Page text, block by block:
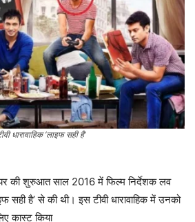
धारावाहिक ‘लाइफ सही है’
की शुरुआत साल 2016 में फिल्म निर्देशक लव
सही है’ से की थी। इस टीवी धारावाहिक में उनको
कास्ट किया